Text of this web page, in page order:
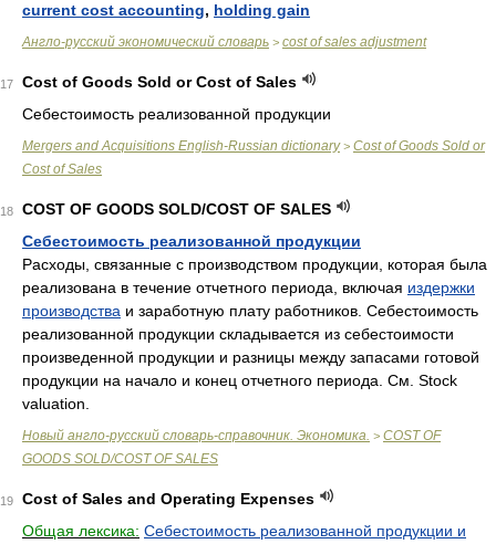
current cost accounting, holding gain
Англо-русский экономический словарь > cost of sales adjustment
17
Cost of Goods Sold or Cost of Sales
Себестоимость реализованной продукции
Mergers and Acquisitions English-Russian dictionary> Cost of Goods Sold or
Cost of Sales
18
COST OF GOODS SOLD/COST OF SALES
Себестоимость реализованной продукции
Расходы, связанные с производством продукции, которая была
реализована в течение отчетного периода, включая издержки
производства и заработную плату работников. Себестоимость
реализованной продукции складывается из себестоимости
произведенной продукции и разницы между запасами готовой
продукции на начало и конец отчетного периода. См. Stock
valuation.
Новый англо-русский словарь-справочник. Экономика. > COST OF
GOODS SOLD/COST OF SALES
19
Cost of Sales and Operating Expenses
Общая лексика: Себестоимость реализованной продукции и